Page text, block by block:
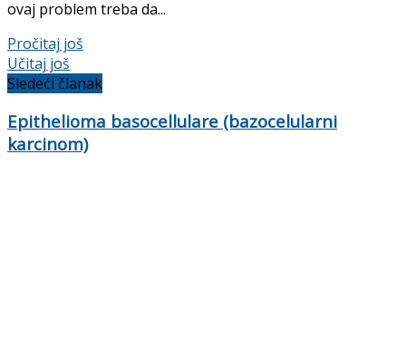
ovaj problem treba da...
Pročitaj još
Učitaj još
Sledeći članak
Epithelioma basocellulare (bazocelularni
karcinom)